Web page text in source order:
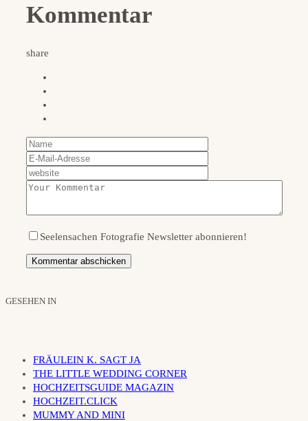
Kommentar
share
Seelensachen Fotografie Newsletter abonnieren!
GESEHEN IN
FRÄULEIN K. SAGT JA
THE LITTLE WEDDING CORNER
HOCHZEITSGUIDE MAGAZIN
HOCHZEIT.CLICK
MUMMY AND MINI